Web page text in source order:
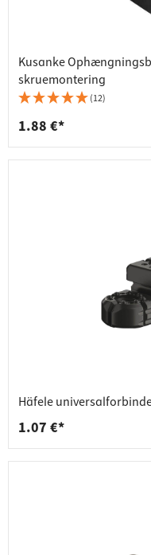
Kusanke
skruemontering
(12)
1.88 €*
Häfele
1.07 €*